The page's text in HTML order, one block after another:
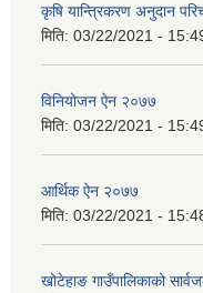
कृषि यान्त्रिकरण अनुदान
मिति: 03/22/2021 -
विनियोजन ऐन २०७७
मिति: 03/22/2021 -
आर्थिक ऐन २०७७
मिति: 03/22/2021 -
खोटेहाङ गाउँपालिकाको